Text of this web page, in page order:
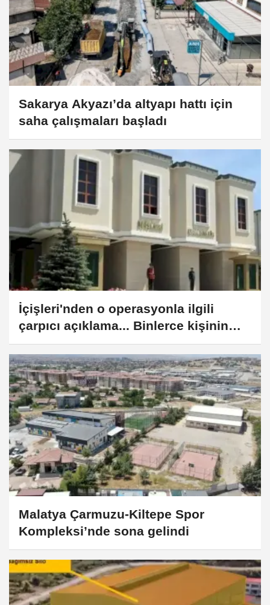
Sakarya Akyazı’da altyapı hattı için
saha çalışmaları başladı
İçişleri'nden o operasyonla ilgili
çarpıcı açıklama... Binlerce kişinin
vatandaşlık kararı kaldırıldı
Malatya Çarmuzu-Kiltepe Spor
Kompleksi’nde sona gelindi